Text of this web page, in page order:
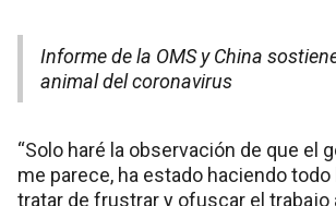
Informe de la OMS y China
animal del coronavirus
“Solo haré la observación de que el
me parece, ha estado haciendo todo
tratar de frustrar y ofuscar el trabajo